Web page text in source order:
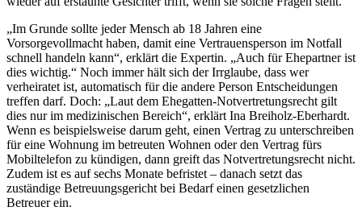
„Im Grunde sollte jeder Mensch ab 18 Jahren eine
Vorsorgevollmacht haben, damit eine Vertrauensperson im Notfall
schnell handeln kann“, erklärt die Expertin. „Auch für Ehepartner ist
dies wichtig.“ Noch immer hält sich der Irrglaube, dass wer
verheiratet ist, automatisch für die andere Person Entscheidungen
treffen darf. Doch: „Laut dem Ehegatten-Notvertretungsrecht gilt
dies nur im medizinischen Bereich“, erklärt Ina Breiholz-Eberhardt.
Wenn es beispielsweise darum geht, einen Vertrag zu unterschreiben
für eine Wohnung im betreuten Wohnen oder den Vertrag fürs
Mobiltelefon zu kündigen, dann greift das Notvertretungsrecht nicht.
Zudem ist es auf sechs Monate befristet – danach setzt das
zuständige Betreuungsgericht bei Bedarf einen gesetzlichen
Betreuer ein.